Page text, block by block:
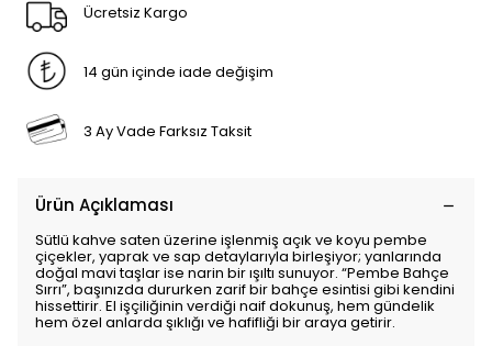
Ücretsiz Kargo
14 gün içinde iade değişim
3 Ay Vade Farksız Taksit
Ürün Açıklaması
Sütlü kahve saten üzerine işlenmiş açık ve koyu pembe
çiçekler, yaprak ve sap detaylarıyla birleşiyor; yanlarında
doğal mavi taşlar ise narin bir ışıltı sunuyor. “Pembe Bahçe
Sırrı”, başınızda dururken zarif bir bahçe esintisi gibi kendini
hissettirir. El işçiliğinin verdiği naif dokunuş, hem gündelik
hem özel anlarda şıklığı ve hafifliği bir araya getirir.